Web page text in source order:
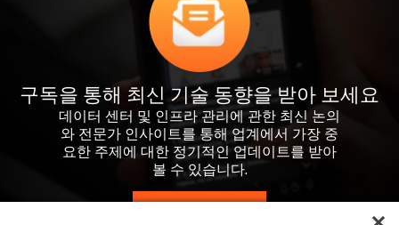
구독을 통해 최신 기술 동향을 받아 보세요
데이터 센터 및 인프라 관리에 관한 최신 논의
와 전문가 인사이트를 통해 업계에서 가장 중
요한 주제에 대한 정기적인 업데이트를 받아
볼 수 있습니다.